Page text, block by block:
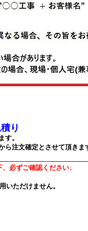
り
す。
注文確定とさせて頂きま
、必ずご確認ください↓
いただけません。